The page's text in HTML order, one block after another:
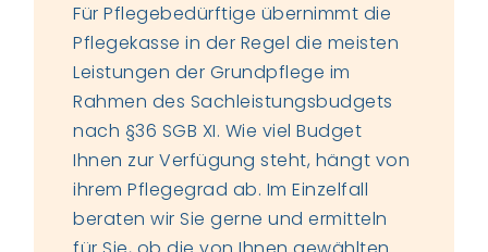
Für Pflegebedürftige übernimmt die
Pflegekasse in der Regel die meisten
Leistungen der Grundpflege im
Rahmen des Sachleistungsbudgets
nach §36 SGB XI. Wie viel Budget
Ihnen zur Verfügung steht, hängt von
ihrem Pflegegrad ab. Im Einzelfall
beraten wir Sie gerne und ermitteln